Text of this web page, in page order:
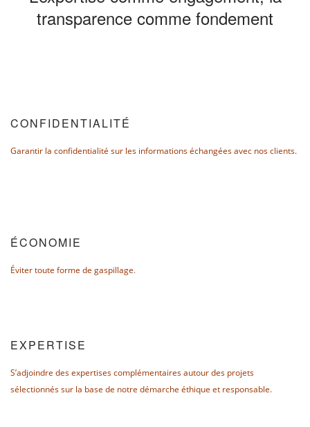
transparence comme fondement
CONFIDENTIALITÉ
Garantir la confidentialité sur les informations échangées avec nos clients.
ÉCONOMIE
Éviter toute forme de gaspillage.
EXPERTISE
S’adjoindre des expertises complémentaires autour des projets
sélectionnés sur la base de notre démarche éthique et responsable.